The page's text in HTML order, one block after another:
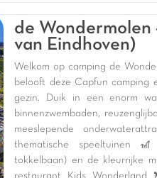
de Wondermolen
van Eindhoven)
Welkom op camping de
belooft deze Capfun camping
gezin. Duik in een enorm
binnenzwembaden,
meeslepende
thematische speeltuinen
tokkelbaan) en de kleurrijke
restaurant Kids